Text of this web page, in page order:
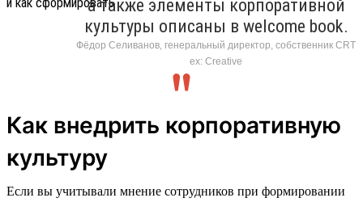
а также элементы корпоративной
культуры описаны в welcome book.
Фёдор Селиванов, генеральный директор, собственник CRT
ex: Creative
Как внедрить корпоративную
культуру
Если вы учитывали мнение сотрудников при формировании